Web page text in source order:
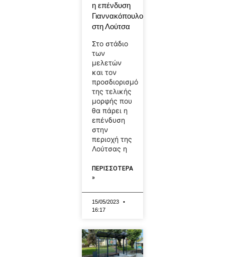
η επένδυση
Γιαννακόπουλου
στη Λούτσα
Στο στάδιο
των
μελετών
και τον
προσδιορισμό
της τελικής
μορφής που
θα πάρει η
επένδυση
στην
περιοχή της
Λούτσας η
ΠΕΡΙΣΣΟΤΕΡΑ
»
15/05/2023
16:17